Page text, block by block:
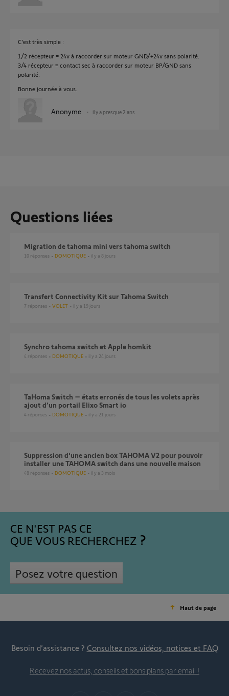
C'est très simple :
1/2 récepteur = 24v à raccorder sur moteur GND/+24v sans polarité.
3/4 récepteur = contact sec à raccorder sur moteur BP/GND sans
polarité.
Bonne journée à vous.
Anonyme il y a presque 2 ans
Questions liées
Migration de tahoma mini vers tahoma switch
10 réponses DOMOTIQUE il y a 8 jours
Transfert Connectivity Kit sur Tahoma Switch
7 réponses VOLET il y a 19 jours
Synchro tahoma switch et Apple homkit
4 réponses DOMOTIQUE il y a 24 jours
TaHoma Switch – états erronés de tous les volets après
ajout d’un portail Elixo Smart io
4 réponses DOMOTIQUE il y a 21 jours
Suppression d'une ancien box TAHOMA V2 pour pouvoir
installer une TAHOMA switch dans une nouvelle maison
48 réponses DOMOTIQUE il y a 3 mois
CE N'EST PAS CE
QUE VOUS RECHERCHEZ
Posez votre question
Haut de page
Besoin d’assistance ? Consultez nos vidéos, notices et FAQ
Recevez nos actus, conseils et bons plans par email !